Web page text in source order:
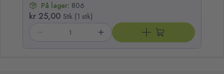
På lager: 806
kr 25,00 Stk (1 stk)